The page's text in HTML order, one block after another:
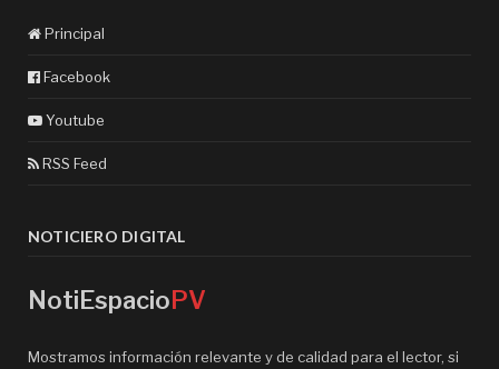
Principal
Facebook
Youtube
RSS Feed
NOTICIERO DIGITAL
NotiEspacio PV
Mostramos información relevante y de calidad para el lector, si